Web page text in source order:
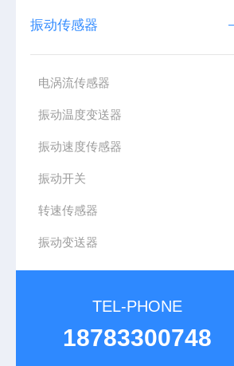
振动传感器
电涡流传感器
振动温度变送器
振动速度传感器
振动开关
转速传感器
振动变送器
TEL-PHONE
18783300748